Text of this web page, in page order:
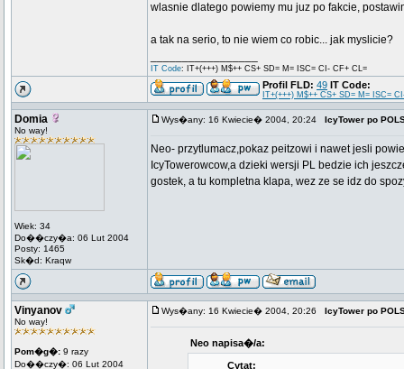
wlasnie dlatego powiemy mu juz po fakcie,
a tak na serio, to nie wiem co robic... jak myslicie?
IT Code: IT+(+++) M$++ CS+ SD= M= ISC= CI- CF+ CL=
Profil FLD: 49 IT Code:
IT+(+++) M$++ CS+ SD= M= ISC=
Domia
No way!
Wiek: 34
Do��czy�a: 06 Lut 2004
Posty: 1465
Sk�d: Kraqw
Wys�any: 16 Kwiecie� 2004, 20:24 IcyTower po
Neo- przytlumacz,pokaz peitzowi i nawet jesli
IcyTowerowcow,a dzieki wersji PL bedzie ich
gostek, a tu kompletna klapa, wez ze se idz do
Vinyanov
No way!
Pom�g�: 9 razy
Do��czy�: 06 Lut 2004
Wys�any: 16 Kwiecie� 2004, 20:26 IcyTower po
Neo napisa�/a:
Cytat: